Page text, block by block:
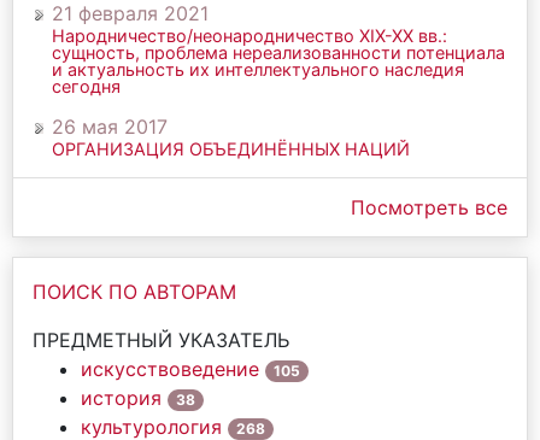
21 февраля 2021
Народничество/неонародничество ХIХ-ХХ вв.:
сущность, проблема нереализованности потенциала
и актуальность их интеллектуального наследия
сегодня
26 мая 2017
ОРГАНИЗАЦИЯ ОБЪЕДИНЁННЫХ НАЦИЙ
Посмотреть все
ПОИСК ПО АВТОРАМ
ПРЕДМЕТНЫЙ УКАЗАТЕЛЬ
искусствоведение
105
история 38
культурология 268